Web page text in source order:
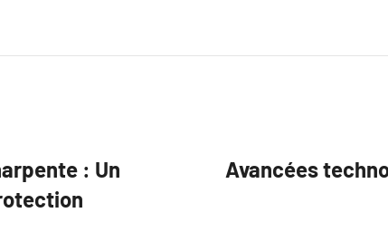
: Un
Avancées